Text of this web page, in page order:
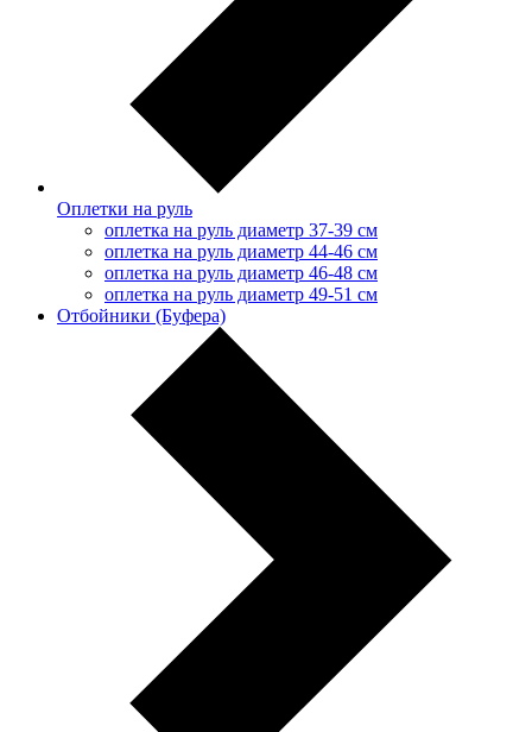
Оплетки на руль
оплетка на руль диаметр 37-39 см
оплетка на руль диаметр 44-46 см
оплетка на руль диаметр 46-48 см
оплетка на руль диаметр 49-51 см
Отбойники (Буфера)